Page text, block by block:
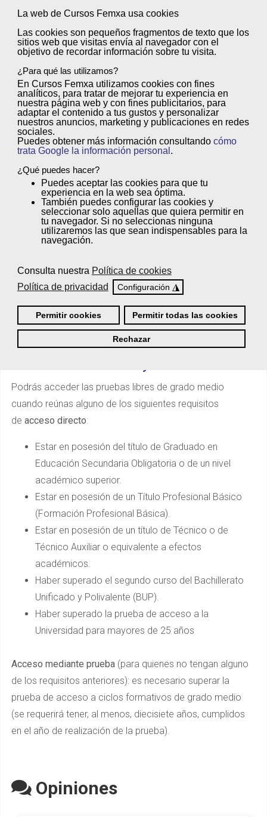
La web de Cursos Femxa usa cookies
Las cookies son pequeños fragmentos de textoque los
sitios web que visitas envía al navegadorcon el
objetivo de recordar información sobre tu visita.
¿Para qué las utilizamos?
En Cursos Femxa utilizamos cookies con fines
analíticos, para tratar de mejorar tu experiencia en
nuestra página web y con fines publicitarios, para
adaptar el contenido a tus gustos y personalizar
nuestros anuncios, marketing y publicaciones en redes
sociales.
Puedes obtener más información consultando cómo
trata Google la información personal .
¿Qué puedes hacer?
Puedes aceptarlas cookies para que tu
experiencia en la web sea óptima.
También puedes configurarlas cookies y
seleccionar solo aquellas que quiera permitir en
tu navegador. Si no seleccionas ninguna
utilizaremos las que sean indispensables para la
navegación.
Consulta nuestra Política de cookies
Política de privacidad
Configuración ◮
Permitir cookies Permitir todas las cookies
Rechazar
Titulación Oficial del Ministerio de
Educación, Formación Profesional y
Deportes
Una vez finalizado el curso, puedes presentarte a las
convocatorias de pruebas libres que organice tu
Comunidad Autónoma para obtener un
Formación Profesional de grado D(Ciclo Formativo de
Grado Medio) con validez en todo el territorio nacional.
Además, podrás acreditar las
competencias profesionales
adquiridas y obtener unaTitulación
Profesionales te asesoraremos en todo
el proceso.¡Pregúntanos!
¿Quieres obtener tu título oficial de
Podrás acceder las pruebas libres de grado medio
cuando reúnas alguno de los siguientes requisitos
de acceso directo:
Estar en posesión del título de Graduado en
Educación Secundaria Obligatoria o de un nivel
académico superior.
Estar en posesión de un Título Profesional Básico
(Formación Profesional Básica).
Estar en posesión de un título de Técnico o de
Técnico Auxiliar o equivalente a efectos
académicos.
Haber superado el segundo curso del Bachillerato
Unificado y Polivalente (BUP).
Haber superado la prueba de acceso a la
Universidad para mayores de 25 años
Acceso mediante prueba (para quienes no tengan alguno
de los requisitos anteriores): es necesario superar la
prueba de acceso a ciclos formativos de grado medio
(se requerirá tener, al menos, diecisiete años, cumplidos
en el año de realización de la prueba).
Opiniones